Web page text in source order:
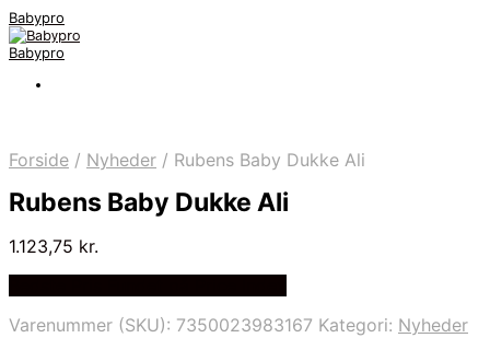
Babypro
Babypro
Forside / Nyheder / Rubens Baby Dukke Ali
Rubens Baby Dukke Ali
1.123,75 kr.
Varenummer (SKU): 7350023983167 Kategori: Nyheder